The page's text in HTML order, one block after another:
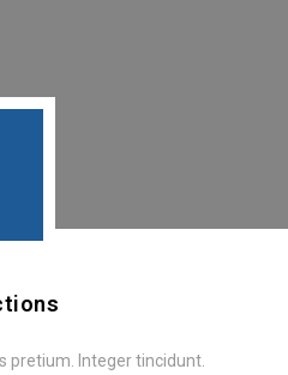
pretium. Integer tincidunt.